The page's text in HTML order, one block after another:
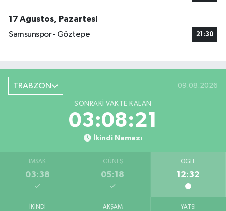
17 Ağustos, Pazartesi
Samsunspor - Göztepe
21:30
TRABZON 09.08.2026
SONRAKI VAKTE KALAN
03:08:20
İkindi Namazı
İMSAK
03:38
GÜNEŞ
05:18
ÖĞLE
12:32
İKINDI AKŞAM YATSI